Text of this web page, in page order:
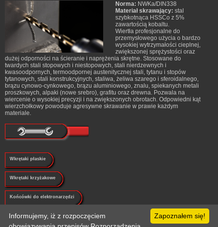
Norma: NWKa/DIN338
Materiał skrawający: stal
szybkotnąca HSSCo z 5%
zawartością kobaltu.
Wiertła profesjonalne do
przemysłowego użycia o bardzo
wysokiej wytrzymałości cieplnej,
zwiększonej sprężystości oraz
dużej odporności na ścieranie i naprężenia skrętne. Stosowane do
twardych stali stopowych i niestopowych, stali nierdzewnych i
kwasoodpornych, termoodpornej austenitycznej stali, tytanu i stopów
tytanowych, stali konstrukcyjnych, staliwa, żeliwa szarego i sferoidalnego,
brązu cynowo-cynkowego, brązu aluminiowego, znalu, spiekanych metali
proszkowych, alpaki (nowe srebro), grafitu oraz drewna. Pozwala na
wiercenie o wysokiej precyzji i na zwiększonych obrotach. Odpowiedni kąt
wierzchołkowy powoduje agresywne skrawanie w prawie każdym
materiale.
Wkrętaki płaskie
Wkrętaki krzyżakowe
Końcówki do elektronarzędzi
Klucze Zapoznałem się!
Informujemy, iż z rozpoczęciem